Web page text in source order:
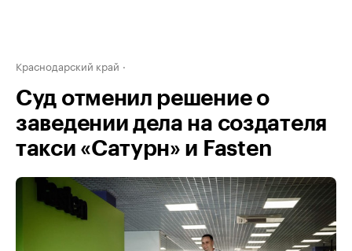
Краснодарский край
Суд отменил решение о
заведении дела на создателя
такси «Сатурн» и Fasten